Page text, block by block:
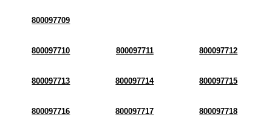
800097709
800097710 800097711 800097712
800097713 800097714 800097715
800097716 800097717 800097718